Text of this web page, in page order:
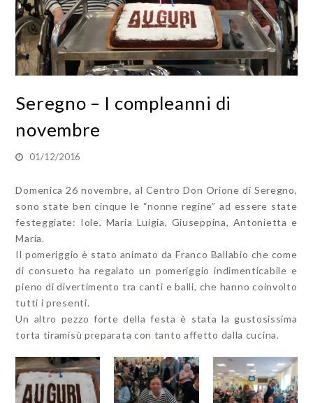
Seregno – I compleanni di
novembre
01/12/2016
Domenica 26 novembre, al Centro Don Orione di Seregno,
sono state ben cinque le “nonne regine” ad essere state
festeggiate: Iole, Maria Luigia, Giuseppina, Antonietta e
Maria.
Il pomeriggio è stato animato da Franco Ballabio che come
di consueto ha regalato un pomeriggio indimenticabile e
pieno di divertimento tra canti e balli, che hanno coinvolto
tutti i presenti.
Un altro pezzo forte della festa è stata la gustosissima
torta tiramisù preparata con tanto affetto dalla cucina.